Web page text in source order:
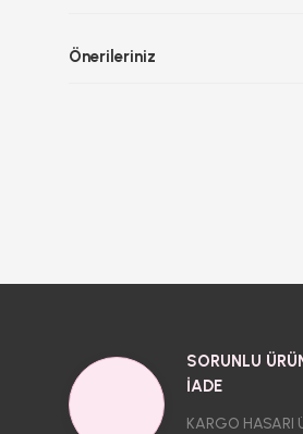
Önerileriniz
SORUNLU
İADE
KARGO HASARI